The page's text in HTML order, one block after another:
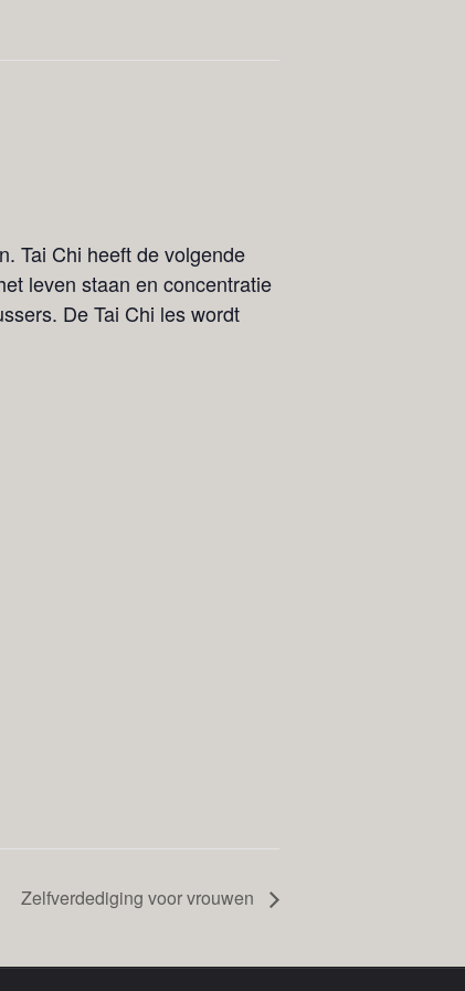
Tai Chi heeft de volgende
leven staan en concentratie
De Tai Chi les wordt
Zelfverdediging voor vrouwen